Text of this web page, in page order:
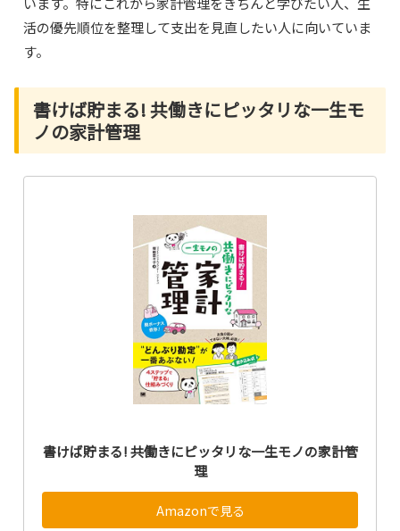
活の優先順位を整理して支出を見直したい人に向いていま
す。
書けば貯まる! 共働きにピッタリな一生モ
ノの家計管理
書けば貯まる! 共働きにピッタリな一生モノの家計管
理
Amazonで見る